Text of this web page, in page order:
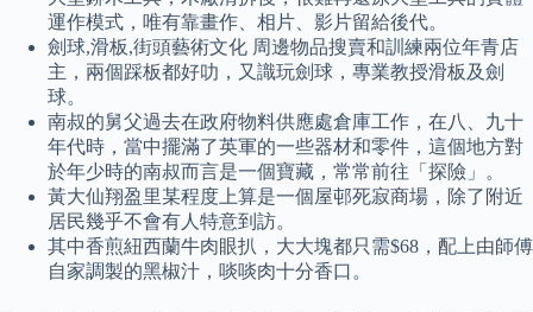
運作模式，唯有靠畫作、相片、影片留給後代。
劍球,滑板,街頭藝術文化 周邊物品搜賣和訓練兩位年青店
主，兩個踩板都好叻，又識玩劍球，專業教授滑板及劍
球。
南叔的舅父過去在政府物料供應處倉庫工作，在八、九十
年代時，當中擺滿了英軍的一些器材和零件，這個地方對
於年少時的南叔而言是一個寶藏，常常前往「探險」。
黃大仙翔盈里某程度上算是一個屋邨死寂商場，除了附近
居民幾乎不會有人特意到訪。
其中香煎紐西蘭牛肉眼扒，大大塊都只需$68，配上由師傅
自家調製的黑椒汁，啖啖肉十分香口。